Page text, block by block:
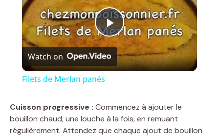
P
l
y
Watch on
Filets de Merlan panés
Cuisson progressive : Commencez à ajouter le
bouillon chaud, une louche à la fois, en remuant
régulièrement. Attendez que chaque ajout de bouillon